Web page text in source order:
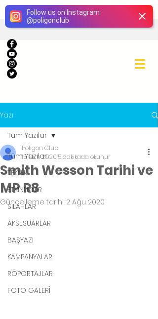
Follow us on Instagram
@poligonclub
Yazı
Tüm Yazılar
TEKNİK
ETKİNLİKLER
SİLAHLAR
AKSESUARLAR
BAŞYAZI
KAMPANYALAR
RÖPORTAJLAR
FOTO GALERİ
Tüm Yazılar
Smith Wesson Tarihi ve
MP R8
Poligon Club
15 Tem 2020 5 dakikada okunur
Güncelleme tarihi: 2 Ağu 2020